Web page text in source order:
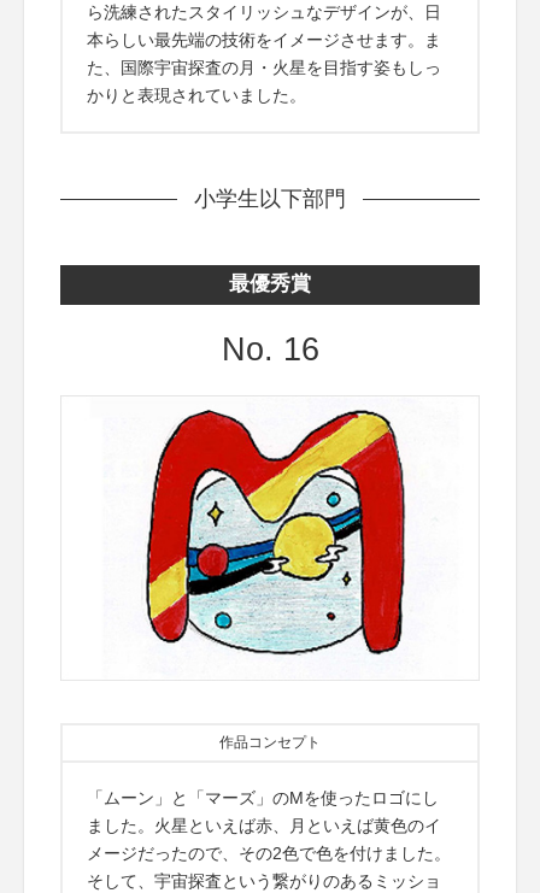
ら洗練されたスタイリッシュなデザインが、日
本らしい最先端の技術をイメージさせます。ま
た、国際宇宙探査の月・火星を目指す姿もしっ
かりと表現されていました。
小学生以下部門
最優秀賞
No. 16
作品コンセプト
「ムーン」と「マーズ」のMを使ったロゴにし
ました。火星といえば赤、月といえば黄色のイ
メージだったので、その2色で色を付けました。
そして、宇宙探査という繋がりのあるミッショ